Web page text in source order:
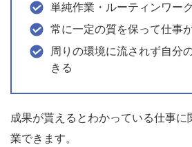
単純作業・ルーティンワー
常に一定の質を保って仕事
周りの環境に流されず自分
きる
成果が貰えるとわかっている仕事に
業できます。